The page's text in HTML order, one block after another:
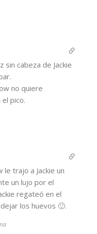
sin cabeza de Jackie
no quiere
el pico.
le trajo a Jackie un
un lujo por el
regateó en el
los huevos 🙂.